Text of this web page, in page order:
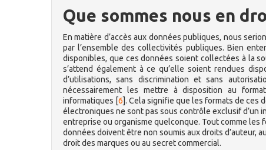
Que sommes nous en
En matière d’accès aux données publiques, nous
par l’ensemble des collectivités publiques. Bien
disponibles, que ces données soient collectées à la
s’attend également à ce qu’elle soient rendues
d’utilisations, sans discrimination et sans
nécessairement les mettre à disposition au
informatiques [6]. Cela signifie que les formats de ces
électroniques ne sont pas sous contrôle exclusif d’un
entreprise ou organisme quelconque. Tout comme les
données doivent être non soumis aux droits d’auteur,
droit des marques ou au secret commercial.